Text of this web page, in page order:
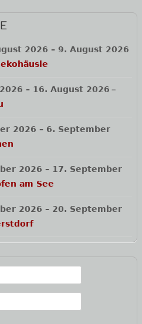
2026 – 9. August 2026
– 16. August 2026 –
2026 – 6. September
2026 – 17. September
am See
2026 – 20. September